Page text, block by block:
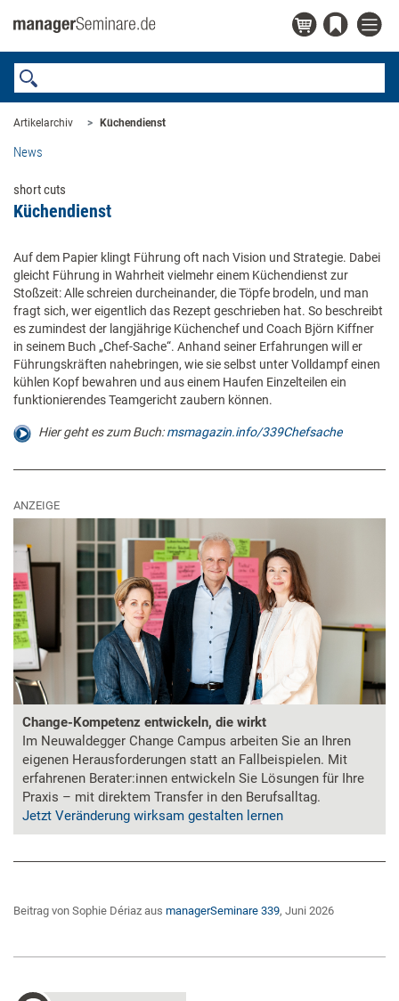
Artikelarchiv Küchendienst
News
short cuts
Küchendienst
Auf dem Papier klingt Führung oft nach Vision und Strategie. Dabei
gleicht Führung in Wahrheit vielmehr einem Küchendienst zur
Stoßzeit: Alle schreien durcheinander, die Töpfe brodeln, und man
fragt sich, wer eigentlich das Rezept geschrieben hat. So beschreibt
es zumindest der langjährige Küchenchef und Coach Björn Kiffner
in seinem Buch „Chef-Sache“. Anhand seiner Erfahrungen will er
Führungskräften nahebringen, wie sie selbst unter Volldampf einen
kühlen Kopf bewahren und aus einem Haufen Einzelteilen ein
funktionierendes Teamgericht zaubern können.
Hier geht es zum Buch:msmagazin.info/339Chefsache
ANZEIGE
Change-Kompetenz entwickeln, die wirkt
Im Neuwaldegger Change Campus arbeiten Sie an Ihren
eigenen Herausforderungen statt an Fallbeispielen. Mit
erfahrenen Berater:innen entwickeln Sie Lösungen für Ihre
Praxis – mit direktem Transfer in den Berufsalltag.
Jetzt Veränderung wirksam gestalten lernen
Beitrag von Sophie Dériaz aus managerSeminare 339, Juni 2026